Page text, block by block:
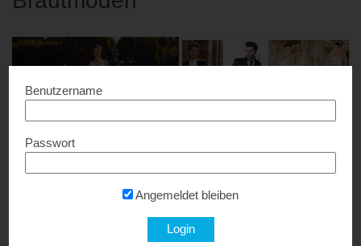
Benutzername
Passwort
Angemeldet bleiben